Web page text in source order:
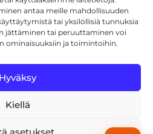
antaa meille mahdollisuuden
tai yksilöllisiä tunnuksia
jättäminen tai peruuttaminen voi
ominaisuuksiin ja toimintoihin.
Hyväksy
Kiellä
asetukset